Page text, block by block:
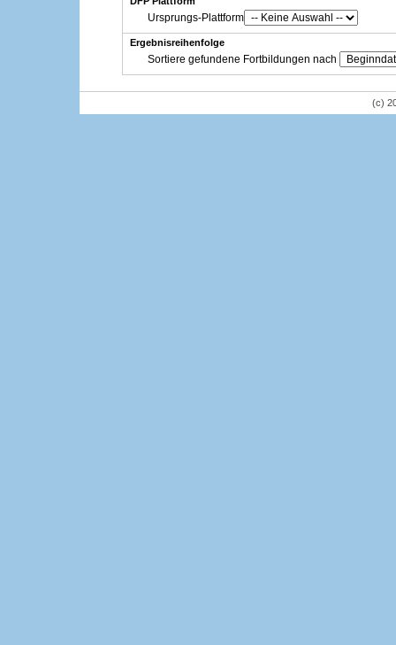
Ursprungs-Plattform
Ergebnisreihenfolge
Sortiere gefundene Fortbildungen nach
(c)